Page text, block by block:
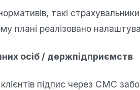
такі
плані реалізовано
осіб / держпідприємств
підпис через СМС